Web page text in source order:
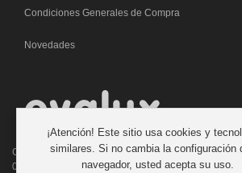
Condiciones Generales de Compra
Novedades
C/. Laforja, 46
08006 BARCELONA (ESPAÑA)
¡Atención! Este sitio usa cookies y
similares. Si no cambia la configuración
navegador, usted acepta su uso.